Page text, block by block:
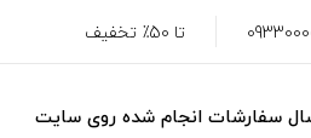
تا 50٪ تخفیف
سفارشات انجام شده روی سایت